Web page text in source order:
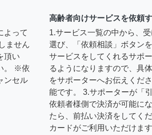
よって
ません
頂い
。 ※依
ンセル
高齢者向けサービスを依頼
1.サービス一覧の中から、
選び、「依頼相談」ボタン
サービスをしてくれるサポ
るようになりますので、具
をサポーターへお伝えくだ
能です。 3.サポーターが「
依頼者様側で決済が可能に
たら、前払い決済をしてく
カードがご利用いただけま